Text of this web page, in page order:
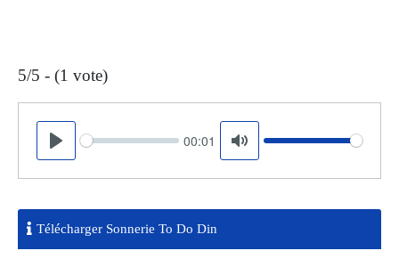
5/5 - (1 vote)
Play
Seek 00:01
Mute
Volume
Télécharger Sonnerie To Do Din